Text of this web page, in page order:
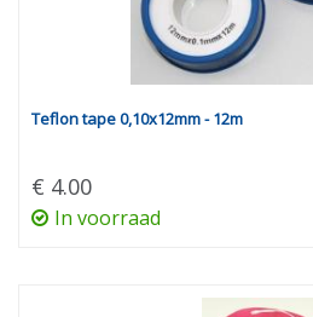
Teflon tape 0,10x12mm - 12m
€ 4.00
In voorraad